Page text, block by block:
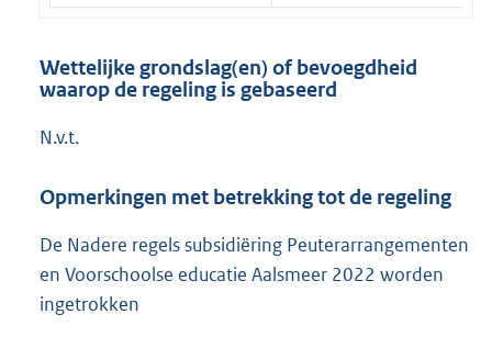
Wettelijke grondslag(en) of bevoegdheid
waarop de regeling is gebaseerd
N.v.t.
Opmerkingen met betrekking tot de regeling
De Nadere regels subsidiëring Peuterarrangementen
en Voorschoolse educatie Aalsmeer 2022 worden
ingetrokken